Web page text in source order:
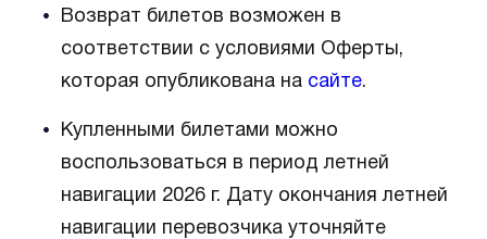
Возврат билетов возможен в
соответствии с условиями Оферты,
которая опубликована на сайте.
Купленными билетами можно
воспользоваться в период летней
навигации 2026 г. Дату окончания летней
навигации перевозчика уточняйте